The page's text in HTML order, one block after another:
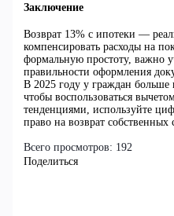
Заключение
Возврат 13% с ипотеки —
компенсировать расходы на
формальную простоту, важно
правильности оформления
В 2025 году у граждан больше
чтобы воспользоваться
тенденциями, используйте
право на возврат собственных
Всего просмотров: 192
Поделиться